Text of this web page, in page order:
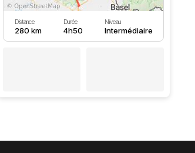
Distance
280 km
Durée
4h50
Niveau
Intermédiaire